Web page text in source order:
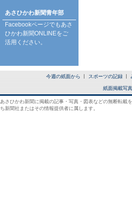
あさひかわ新聞青年部
Facebookページでもあさ
ひかわ新聞ONLINEをご
活用ください。
今週の紙面から スポーツの記録
紙面掲載写
あさひかわ新聞に掲載の記事・写真・図表などの無断転載
ち新聞社またはその情報提供者に属します。